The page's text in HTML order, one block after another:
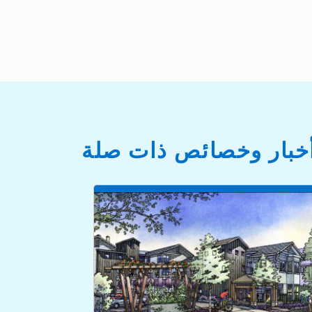
وخصائص ذات صلة